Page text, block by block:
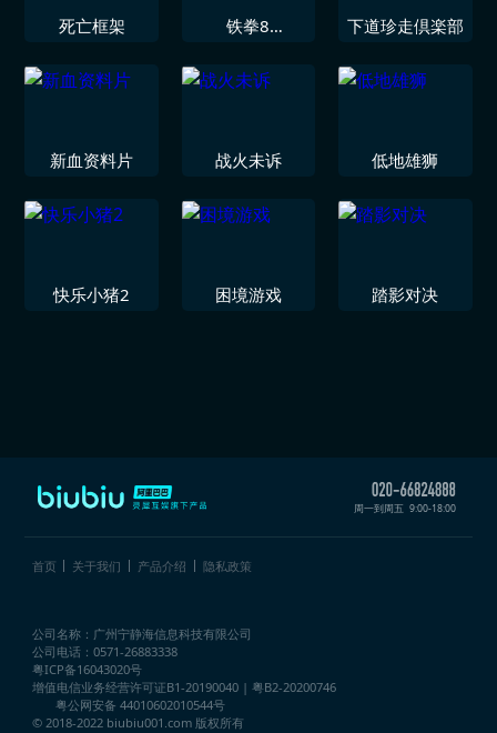
死亡框架
铁拳8
下道珍走倶楽部
新血资料片 战火未诉 低地雄狮
快乐小猪2 困境游戏 踏影对决
周一到周五 9:00-18:00
首页 关于我们 产品介绍 隐私政策
公司名称：广州宁静海信息科技有限公司
公司电话：0571-26883338
粤ICP备16043020号
增值电信业务经营许可证B1-20190040 | 粤B2-20200746
粤公网安备 44010602010544号
© 2018-2022 biubiu001.com 版权所有